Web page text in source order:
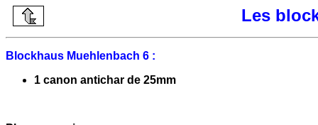
Les
Blockhaus Muehlenbach 6 :
1 canon antichar de 25mm